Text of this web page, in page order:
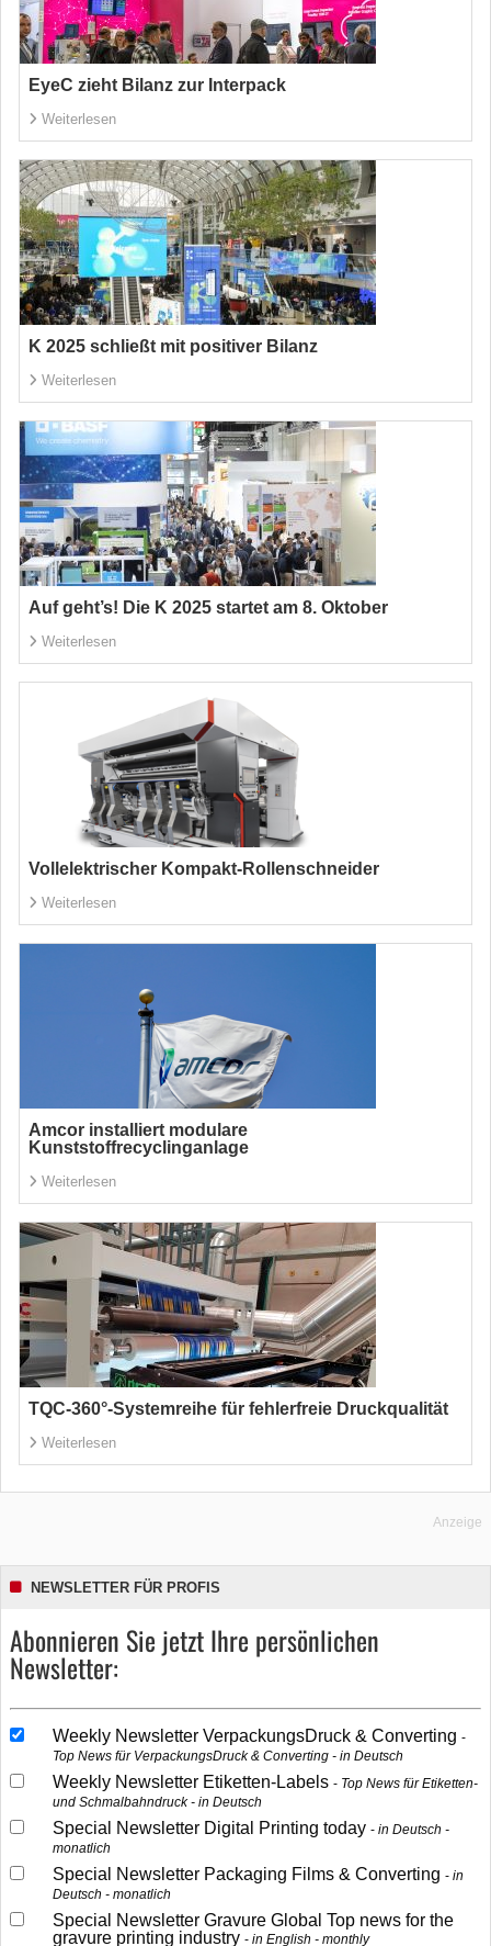
EyeC zieht Bilanz zur Interpack
Weiterlesen
K 2025 schließt mit positiver Bilanz
Weiterlesen
Auf geht’s! Die K 2025 startet am 8. Oktober
Weiterlesen
Vollelektrischer Kompakt-Rollenschneider
Weiterlesen
Amcor installiert modulare
Kunststoffrecyclinganlage
Weiterlesen
TQC-360°-Systemreihe für fehlerfreie Druckqualität
Weiterlesen
Anzeige
NEWSLETTER FÜR PROFIS
Abonnieren Sie jetzt Ihre persönlichen
Newsletter:
Weekly Newsletter VerpackungsDruck & Converting
Top News für VerpackungsDruck & Converting - in Deutsch
Weekly Newsletter Etiketten-Labels
Top News für Etiketten-
und Schmalbahndruck - in Deutsch
Special Newsletter Digital Printing today
in Deutsch -
monatlich
Special Newsletter Packaging Films & Converting
in
Deutsch - monatlich
Special Newsletter Gravure Global Top news for the
gravure printing industry
in English - monthly